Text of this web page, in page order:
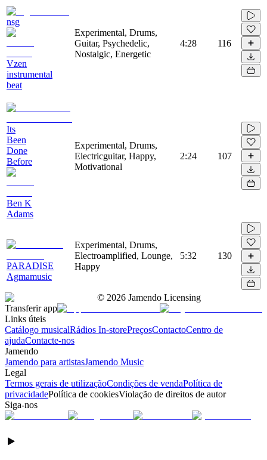
nsg
Vzen
instrumental
beat
Experimental, Drums,
Guitar, Psychedelic,
Nostalgic, Energetic
4:28 116
Its
Been
Done
Before
Ben K
Adams
Experimental, Drums,
Electricguitar, Happy,
Motivational
2:24 107
PARADISE
Agmamusic
Experimental, Drums,
Electroamplified, Lounge,
Happy
5:32 130
© 2026 Jamendo Licensing
Transferir app
Links úteis
Catálogo musicalRádios In-storePreçosContactoCentro de
ajudaContacte-nos
Jamendo
Jamendo para artistasJamendo Music
Legal
Termos gerais de utilizaçãoCondições de vendaPolítica de
privacidadePolítica de cookiesViolação de direitos de autor
Siga-nos